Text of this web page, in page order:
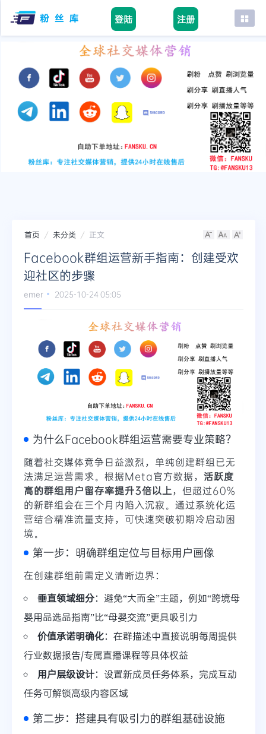
登陆 注册
首页
tiktok
youtube
instagram
首页 未分类 正文
Facebook群组运营新手指南：创建受欢
迎社区的步骤
emer 2025-10-24 05:05
为什么Facebook群组运营需要专业策略？
随着社交媒体竞争日益激烈，单纯创建群组已无
法满足运营需求。根据Meta官方数据， 活跃度
高的群组用户留存率提升3倍以上，但超过60%
的新群组会在三个月内陷入沉寂。通过系统化运
营结合精准流量支持，可快速突破初期冷启动困
境。
第一步：明确群组定位与目标用户画像
在创建群组前需定义清晰边界：
垂直领域细分：避免“大而全”主题，例如“跨境母
婴用品选品指南”比“母婴交流”更具吸引力
价值承诺明确化：在群描述中直接说明每周提供
行业数据报告/专属直播课程等具体权益
用户层级设计：设置新成员任务体系，完成互动
任务可解锁高级内容区域
第二步：搭建具有吸引力的群组基础设施